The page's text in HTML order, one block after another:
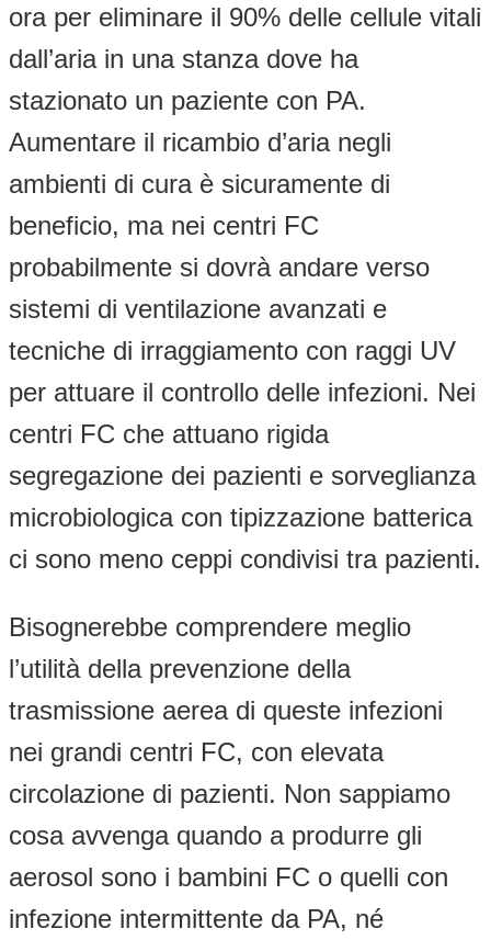
ora per eliminare il 90% delle cellule vitali
dall’aria in una stanza dove ha
stazionato un paziente con PA.
Aumentare il ricambio d’aria negli
ambienti di cura è sicuramente di
beneficio, ma nei centri FC
probabilmente si dovrà andare verso
sistemi di ventilazione avanzati e
tecniche di irraggiamento con raggi UV
per attuare il controllo delle infezioni. Nei
centri FC che attuano rigida
segregazione dei pazienti e sorveglianza
microbiologica con tipizzazione batterica
ci sono meno ceppi condivisi tra pazienti.
Bisognerebbe comprendere meglio
l’utilità della prevenzione della
trasmissione aerea di queste infezioni
nei grandi centri FC, con elevata
circolazione di pazienti. Non sappiamo
cosa avvenga quando a produrre gli
aerosol sono i bambini FC o quelli con
infezione intermittente da PA, né